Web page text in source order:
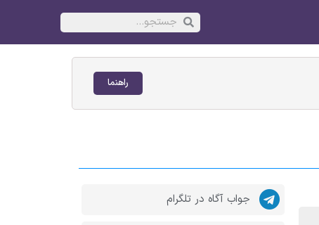
راهنما
جواب آگاه در تلگرام